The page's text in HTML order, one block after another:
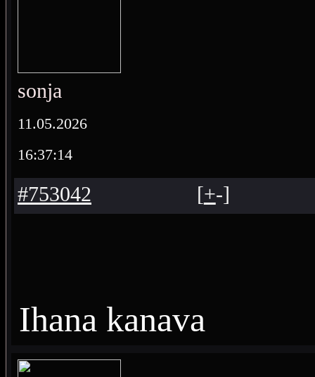
sonja
11.05.2026
16:37:14
#753042 [+-]
Ihana kanava